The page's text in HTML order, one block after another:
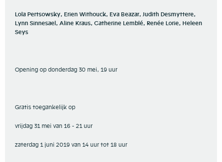
Lola Pertsowsky, Erien Withouck, Eva Beazar, Judith Desmyttere,
Lynn Sinnesael, Aline Kraus, Catherine Lemblé, Renée Lorie, Heleen
Seys
Opening op donderdag 30 mei, 19 uur
Gratis toegankelijk op
vrijdag 31 mei van 16 - 21 uur
zaterdag 1 juni 2019 van 14 uur tot 18 uur